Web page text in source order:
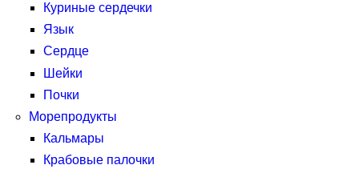
Куриные сердечки
Язык
Сердце
Шейки
Почки
Морепродукты
Кальмары
Крабовые палочки